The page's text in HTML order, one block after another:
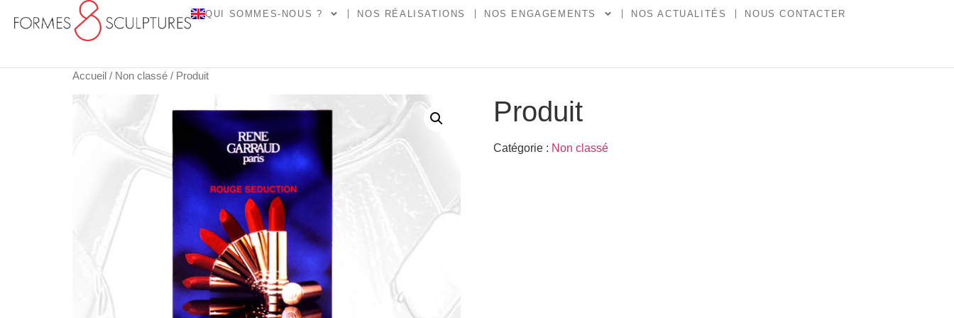
QUI SOMMES-NOUS ? NOS RÉALISATIONS NOS ENGAGEMENTS NOS ACTUALITÉS NOUS CONTACTER
Accueil / Non classé / Produit
Produit
Catégorie : Non classé